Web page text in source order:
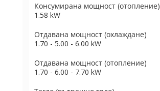
Консумирана мощност (отопление)
1.58 kW
Отдавана мощност (охлаждане)
1.70 - 5.00 - 6.00 kW
Отдавана мощност (отопление)
1.70 - 6.00 - 7.70 kW